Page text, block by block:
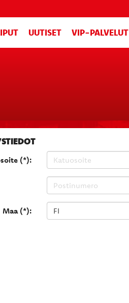
UUTISET VIP-PALVELUT
(*):
Maa (*):